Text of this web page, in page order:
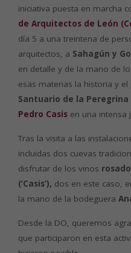
iniciativa puesta en marcha
de Arquitectos de León
día 5 a una treintena de
arquitectos, a Sahagún y
en detalle y de la mano de
esas materias la historia y
Santuario de la Peregrina
Pedro Casis en una intensa
Tras la visita a las
incluidas dos cuevas
disfrutar de los vinos
(‘Casis’), dos en este caso,
la mano de la bodeguera
Desde la DO, queremos
que participaron en esta